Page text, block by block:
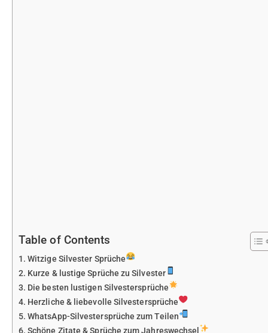
Table of Contents
Witzige Silvester Sprüche
Kurze & lustige Sprüche zu Silvester
Die besten lustigen Silvestersprüche
Herzliche & liebevolle Silvestersprüche
WhatsApp-Silvestersprüche zum Teilen
Schöne Zitate & Sprüche zum Jahreswechsel